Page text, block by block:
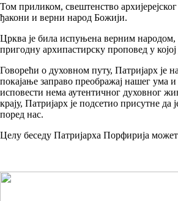
Том приликом, свештенство
ђакони и верни народ Божији.
Црква је била испуњена верним народом,
пригодну архипастирску проповед у
Говорећи о духовном путу, Патријарх је
покајање заправо преображај нашег ума
исповести нема аутентичног духовног
крају, Патријарх је подсетио присутне
поред нас.
Целу беседу Патријарха Порфирија